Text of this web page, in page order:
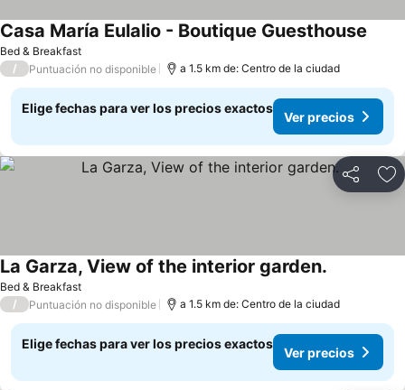
Bed & Breakfast
Casa María Eulalio - Boutique Guesthouse
/ Puntuación no disponible a 1.5 km de: Centro de la ciudad
Elige fechas para ver los precios exactos
Ver precios
Compartir
Bed & Breakfast
La Garza, View of the interior garden.
/ Puntuación no disponible a 1.5 km de: Centro de la ciudad
Elige fechas para ver los precios exactos
Ver precios